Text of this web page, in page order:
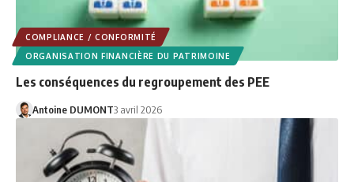
COMPLIANCE / CONFORMITÉ
ORGANISATION FINANCIÈRE DU PATRIMOINE
Les conséquences du regroupement des PEE
Antoine DUMONT3 avril 2026